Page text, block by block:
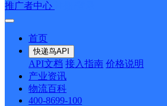
推广者中心
首页
快递鸟API
API文档 接入指南 价格说明
产业资讯
物流百科
400-8699-100
新天地超市进乡
顺丰速运 更多
派送范围:全境